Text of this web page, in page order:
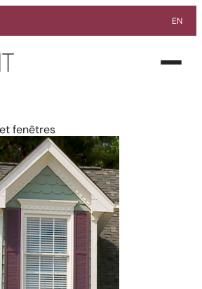
EN
Ouvrir
fenêtres